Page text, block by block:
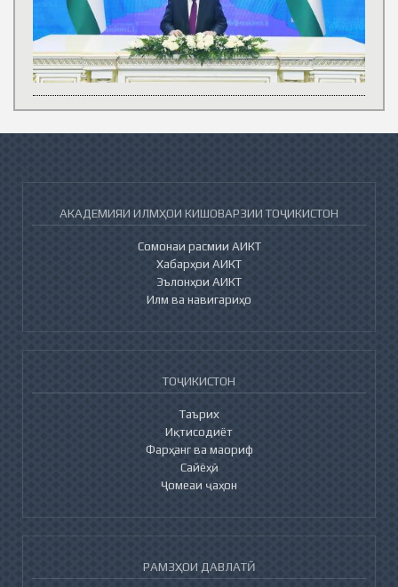
АКАДЕМИЯИ ИЛМҲОИ КИШОВАРЗИИ ТОҶИКИСТОН
Сомонаи расмии АИКТ
Хабарҳои АИКТ
Эълонҳои АИКТ
Илм ва навигариҳо
ТОҶИКИСТОН
Таърих
Иқтисодиёт
Фарҳанг ва маориф
Сайёҳӣ
Ҷомеаи ҷаҳон
РАМЗҲОИ ДАВЛАТӢ